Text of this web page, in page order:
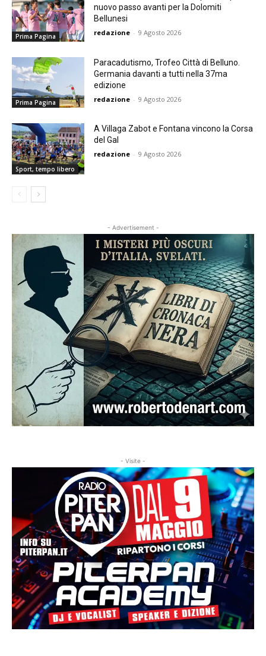
Prima Pagina
nuovo passo avanti per la Dolomiti
Bellunesi
redazione - 9 Agosto 2026
Prima Pagina
Paracadutismo, Trofeo Città di Belluno.
Germania davanti a tutti nella 37ma
edizione
redazione - 9 Agosto 2026
Sport, tempo libero
A Villaga Zabot e Fontana vincono la Corsa
del Gal
redazione - 9 Agosto 2026
- Advertisement -
- Visite -